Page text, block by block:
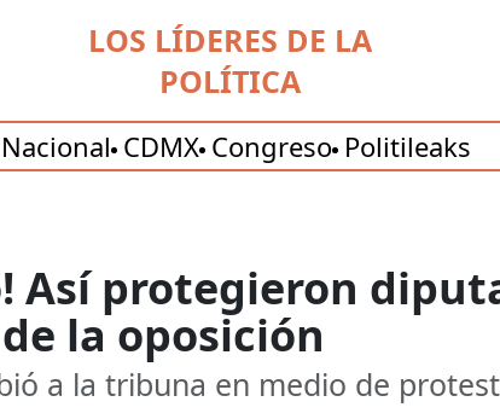
LOS LÍDERES DE LA
POLÍTICA
Nacional CDMX Congreso Politileaks
Así protegieron
la oposición
a la tribuna en medio de